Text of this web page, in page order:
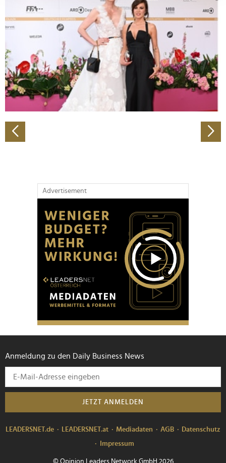
Abschnitt Einzelheiten
fest.
Wir verwenden Cookies, um Inhalte und Anzeigen zu
personalisieren, Funktionen für soziale Medien anbieten
zu können und die Zugriffe auf unsere Website zu
analysieren. Außerdem geben wir Informationen zu Ihrer
Verwendung unserer Website an unsere Partner für
soziale Medien, Werbung und Analysen weiter. Unsere
Partner führen diese Informationen möglicherweise mit
haben oder die sie im Rahmen Ihrer Nutzung der Dienste
gesammelt haben.
Advertisement
Anmeldung zu den Daily Business News
JETZT ANMELDEN
LEADERSNET.de LEADERSNET.at Mediadaten AGB
Datenschutz
Impressum